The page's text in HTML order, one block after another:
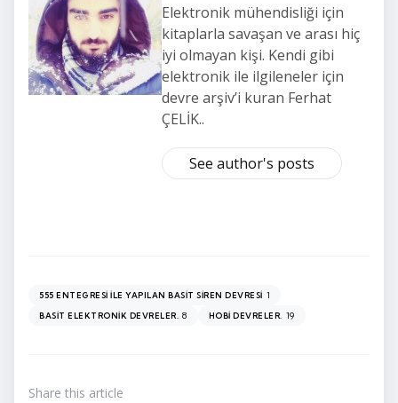
Elektronik mühendisliği için
kitaplarla savaşan ve arası hiç
iyi olmayan kişi. Kendi gibi
elektronik ile ilgileneler için
devre arşiv’i kuran Ferhat
ÇELİK..
See author's posts
555 ENTEGRESI ILE YAPILAN BASIT SIREN DEVRESI 1
BASIT ELEKTRONIK DEVRELER. 8 HOBI DEVRELER. 19
Share this article